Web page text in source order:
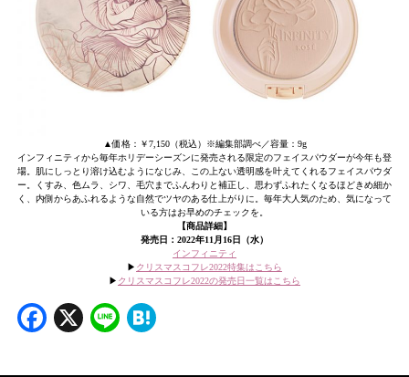
▲価格：￥7,150（税込）※編集部調べ／容量：9g
インフィニティから毎年ホリデーシーズンに発売される限定のフェイスパウダーが今年も登
場。肌にしっとり溶け込むようになじみ、この上ない透明感を叶えてくれるフェイスパウダ
ー。くすみ、色ムラ、シワ、毛穴までふんわりと補正し、思わずふれたくなるほどきめ細か
く、内側からあふれるような自然でツヤのある仕上がりに。毎年大人気のため、気になって
いる方はお早めのチェックを。
【商品詳細】
発売日：2022年11月16日（水）
インフィニティ
▶︎ クリスマスコフレ2022特集はこちら
▶︎ クリスマスコフレ2022の発売日一覧はこちら
Facebook
X Line